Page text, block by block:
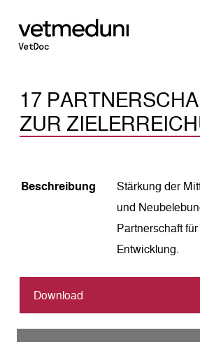
17
ZUR
Beschreibung
Stärkung der
und
Partnerschaft
Entwicklung.
Download